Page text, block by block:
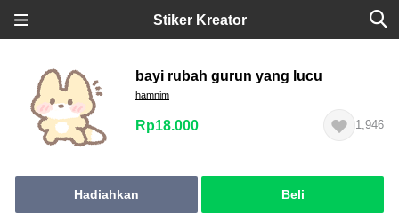
Stiker Kreator
bayi rubah gurun yang lucu
hamnim
Rp18.000 1,946
Hadiahkan Beli